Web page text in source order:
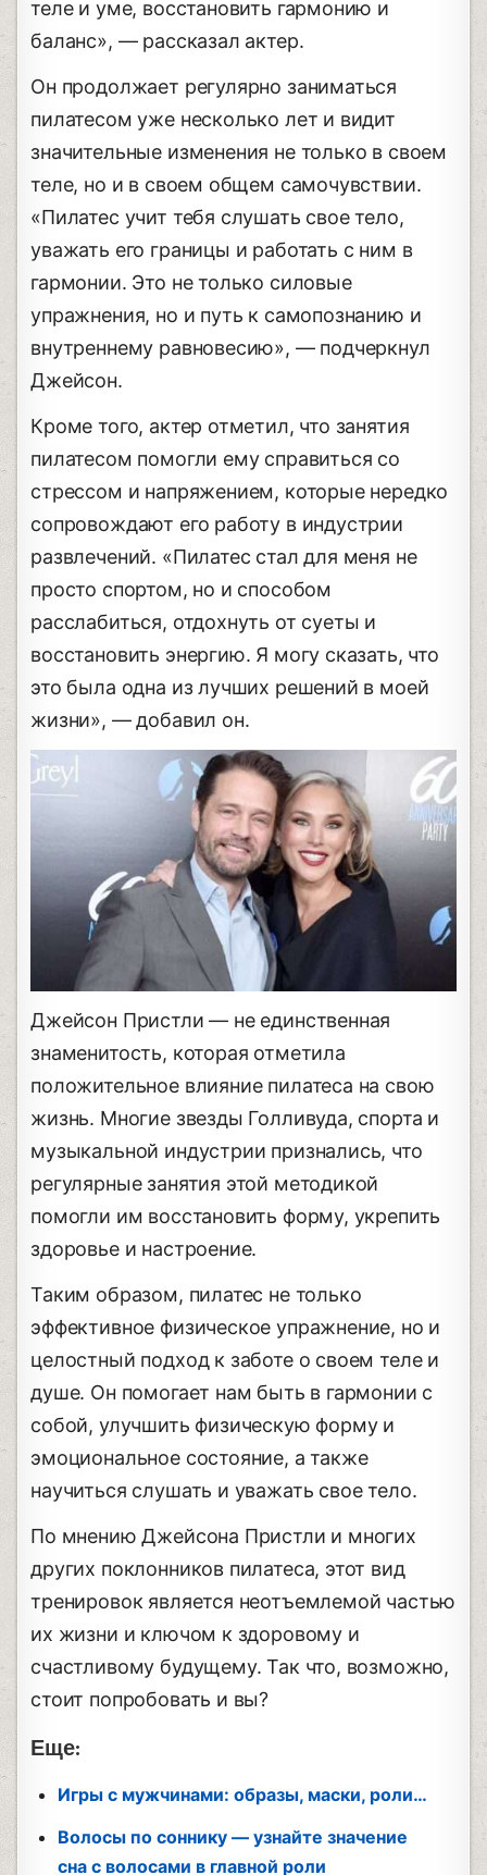
теле и уме, восстановить гармонию и
баланс», — рассказал актер.
Он продолжает регулярно заниматься
пилатесом уже несколько лет и видит
значительные изменения не только в своем
теле, но и в своем общем самочувствии.
«Пилатес учит тебя слушать свое тело,
уважать его границы и работать с ним в
гармонии. Это не только силовые
упражнения, но и путь к самопознанию и
внутреннему равновесию», — подчеркнул
Джейсон.
Кроме того, актер отметил, что занятия
пилатесом помогли ему справиться со
стрессом и напряжением, которые нередко
сопровождают его работу в индустрии
развлечений. «Пилатес стал для меня не
просто спортом, но и способом
расслабиться, отдохнуть от суеты и
восстановить энергию. Я могу сказать, что
это была одна из лучших решений в моей
жизни», — добавил он.
Джейсон Пристли — не единственная
знаменитость, которая отметила
положительное влияние пилатеса на свою
жизнь. Многие звезды Голливуда, спорта и
музыкальной индустрии признались, что
регулярные занятия этой методикой
помогли им восстановить форму, укрепить
здоровье и настроение.
Таким образом, пилатес не только
эффективное физическое упражнение, но и
целостный подход к заботе о своем теле и
душе. Он помогает нам быть в гармонии с
собой, улучшить физическую форму и
эмоциональное состояние, а также
научиться слушать и уважать свое тело.
По мнению Джейсона Пристли и многих
других поклонников пилатеса, этот вид
тренировок является неотъемлемой частью
их жизни и ключом к здоровому и
счастливому будущему. Так что, возможно,
стоит попробовать и вы?
Еще:
Игры с мужчинами: образы, маски, роли…
Волосы по соннику — узнайте значение
сна с волосами в главной роли